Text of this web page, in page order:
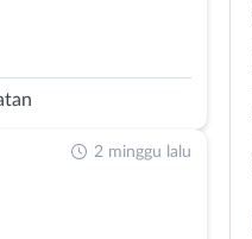
2 minggu lalu